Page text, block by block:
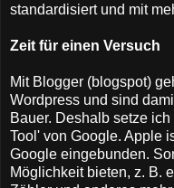
standardisiert und mit
Zeit für einen Versuch
Mit Blogger (blogspot)
Wordpress und sind
Bauer. Deshalb setze
Tool' von Google. Apple
Google eingebunden.
Möglichkeit bieten, z. B.